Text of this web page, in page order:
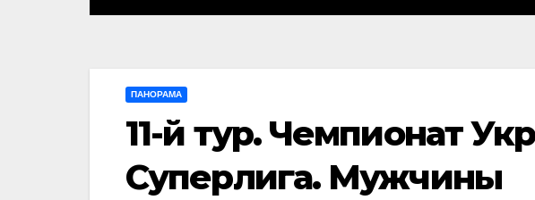
ПАНОРАМА
11-й тур. Чемпионат
Суперлига. Мужчины